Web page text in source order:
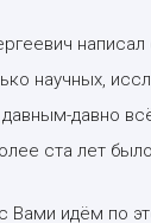
научных,
давно
ста лет
идём по